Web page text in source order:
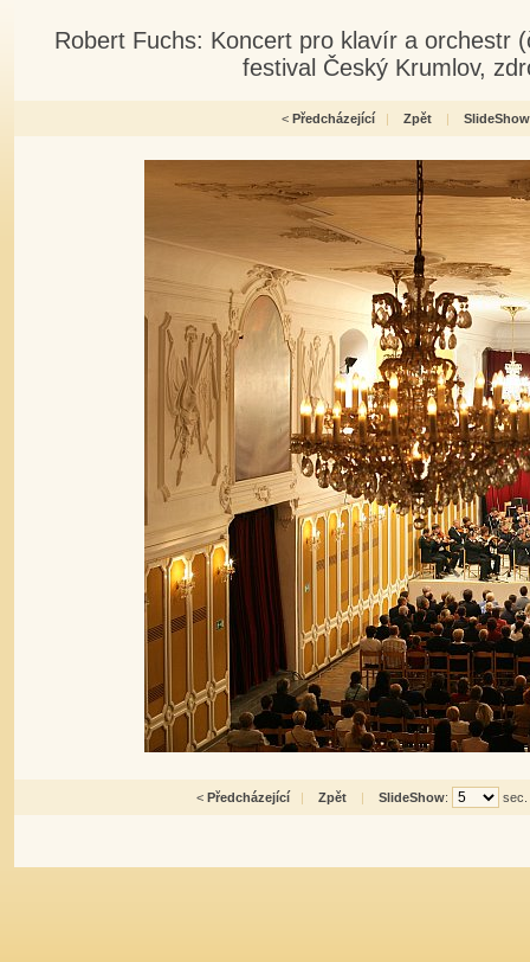
Robert Fuchs: Koncert pro klavír a orchestr
festival Český Krumlov,
< Předcházející | Zpět | SlideShow
< Předcházející | Zpět | SlideShow: sec.